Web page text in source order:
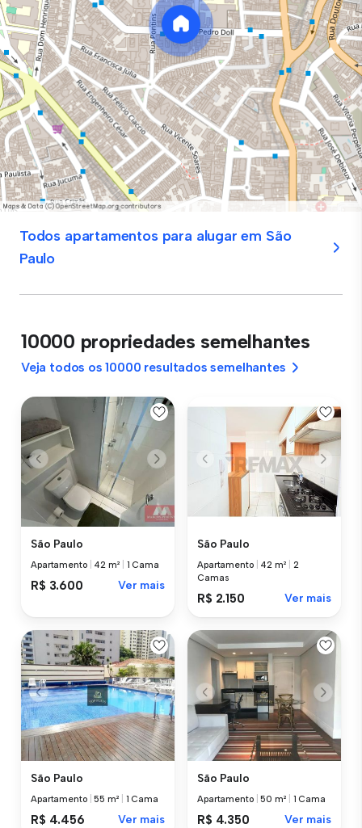
Todos apartamentos para alugar em São
Paulo
10000 propriedades semelhantes
Veja todos os 10000 resultados semelhantes
São Paulo
Apartamento 42 m² 1 Cama
R$ 3.600 Ver mais
São Paulo
Apartamento 42 m²
2
Camas
R$ 2.150 Ver mais
São Paulo
Apartamento |55 m² 1 Cama
R$ 4.456 Ver mais
São Paulo
Apartamento |50 m² 1 Cama
R$ 4.350 Ver mais